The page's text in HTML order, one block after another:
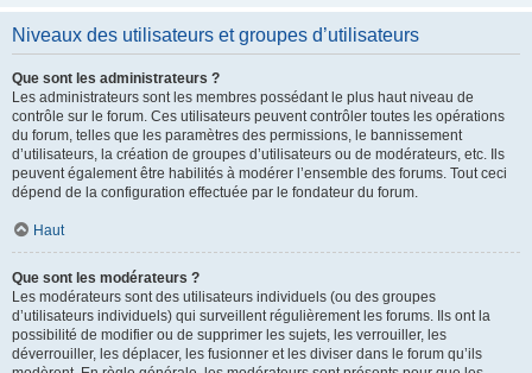
Niveaux des utilisateurs et groupes d’utilisateurs
Que sont les administrateurs ?
Les administrateurs sont les membres possédant le plus haut niveau de
contrôle sur le forum. Ces utilisateurs peuvent contrôler toutes les opérations
du forum, telles que les paramètres des permissions, le bannissement
d’utilisateurs, la création de groupes d’utilisateurs ou de modérateurs, etc. Ils
peuvent également être habilités à modérer l’ensemble des forums. Tout ceci
dépend de la configuration effectuée par le fondateur du forum.
Haut
Que sont les modérateurs ?
Les modérateurs sont des utilisateurs individuels (ou des groupes
d’utilisateurs individuels) qui surveillent régulièrement les forums. Ils ont la
possibilité de modifier ou de supprimer les sujets, les verrouiller, les
déverrouiller, les déplacer, les fusionner et les diviser dans le forum qu’ils